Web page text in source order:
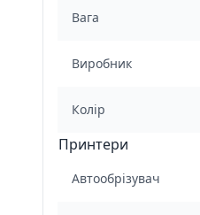
Вага
Виробник
Колір
Принтери
Автообрізувач